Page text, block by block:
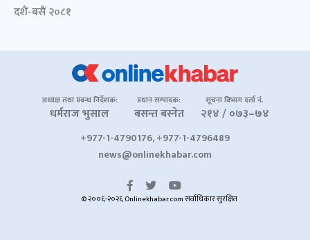
दशैं-बसैं २०८१
अध्यक्ष तथा प्रबन्ध निर्देशक:
धर्मराज भुसाल
प्रधान सम्पादक:
बसन्त बस्नेत
सूचना विभाग दर्ता नं.
२१४ / ०७३–७४
+977-1-4790176, +977-1-4796489
news@onlinekhabar.com
© २००६-२०२६ Onlinekhabar.com सर्वाधिकार सुरक्षित